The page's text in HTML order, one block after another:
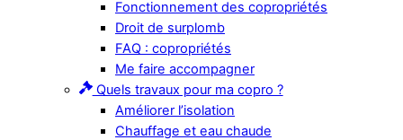
Fonctionnement des copropriétés
Droit de surplomb
FAQ : copropriétés
Me faire accompagner
Quels travaux pour ma copro ?
Améliorer l’isolation
Chauffage et eau chaude